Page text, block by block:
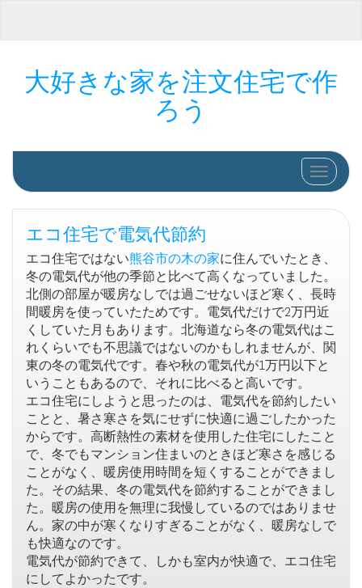
大好きな家を注文住宅で作
ろう
ナビゲ
エコ住宅で電気代節約
エコ住宅ではない熊谷市の木の家に住んでいたとき、
冬の電気代が他の季節と比べて高くなっていました。
北側の部屋が暖房なしでは過ごせないほど寒く、長時
間暖房を使っていたためです。電気代だけで2万円近
くしていた月もあります。北海道なら冬の電気代はこ
れくらいでも不思議ではないのかもしれませんが、関
東の冬の電気代です。春や秋の電気代が1万円以下と
いうこともあるので、それに比べると高いです。
エコ住宅にしようと思ったのは、電気代を節約したい
ことと、暑さ寒さを気にせずに快適に過ごしたかった
からです。高断熱性の素材を使用した住宅にしたこと
で、冬でもマンション住まいのときほど寒さを感じる
ことがなく、暖房使用時間を短くすることができまし
た。その結果、冬の電気代を節約することができまし
た。暖房の使用を無理に我慢しているのではありませ
ん。家の中が寒くなりすぎることがなく、暖房なしで
も快適なのです。
電気代が節約できて、しかも室内が快適で、エコ住宅
にしてよかったです。